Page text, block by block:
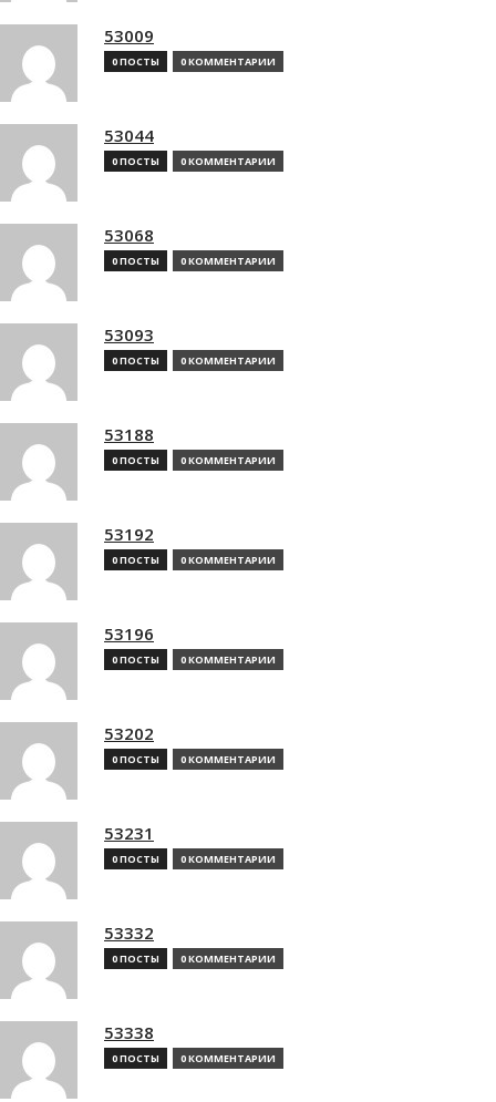
53009
0 ПОСТЫ 0 КОММЕНТАРИИ
53044
0 ПОСТЫ 0 КОММЕНТАРИИ
53068
0 ПОСТЫ 0 КОММЕНТАРИИ
53093
0 ПОСТЫ 0 КОММЕНТАРИИ
53188
0 ПОСТЫ 0 КОММЕНТАРИИ
53192
0 ПОСТЫ 0 КОММЕНТАРИИ
53196
0 ПОСТЫ 0 КОММЕНТАРИИ
53202
0 ПОСТЫ 0 КОММЕНТАРИИ
53231
0 ПОСТЫ 0 КОММЕНТАРИИ
53332
0 ПОСТЫ 0 КОММЕНТАРИИ
53338
0 ПОСТЫ 0 КОММЕНТАРИИ